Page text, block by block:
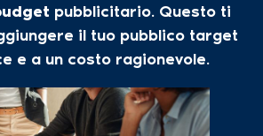
pubblicitario. Questo ti
il tuo pubblico target
e a un costo ragionevole.